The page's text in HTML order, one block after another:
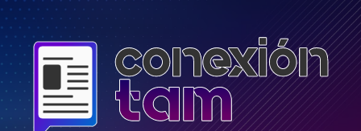
Saltar
al
contenido